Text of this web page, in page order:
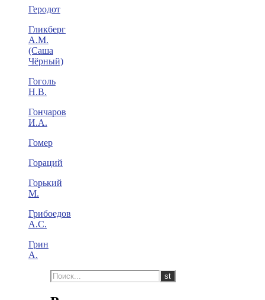
Геродот
Гликберг
А.М.
(Саша
Чёрный)
Гоголь
Н.В.
Гончаров
И.А.
Гомер
Гораций
Горький
М.
Грибоедов
А.С.
Грин
А.